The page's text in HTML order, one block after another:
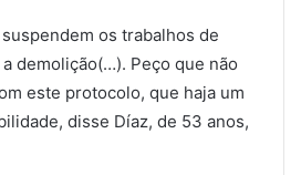
os trabalhos de
demolição(…). Peço que não
este protocolo, que haja um
disse Díaz, de 53 anos,